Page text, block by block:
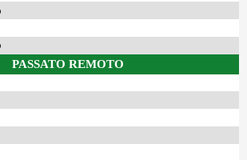
PASSATO REMOTO